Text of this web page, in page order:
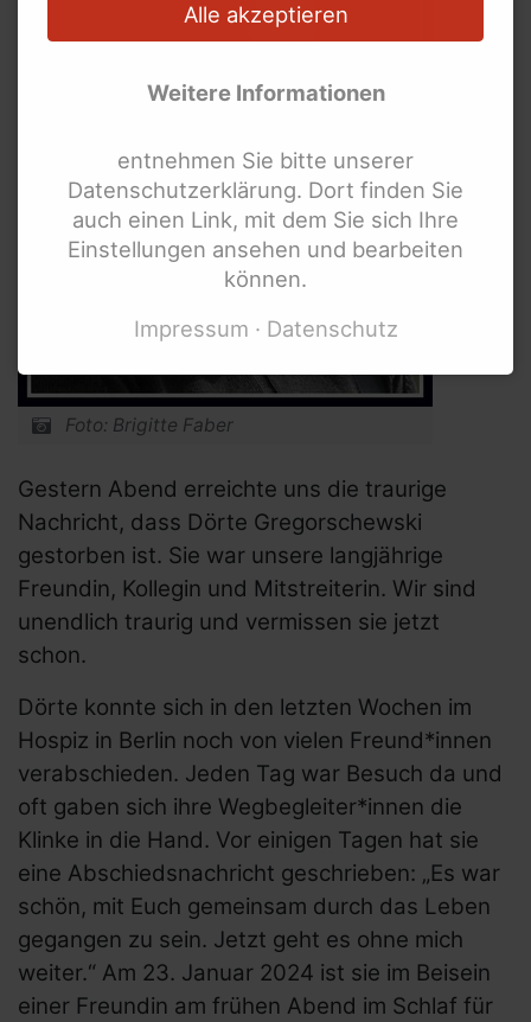
Foto: Brigitte Faber
Gestern Abend erreichte uns die traurige
Nachricht, dass Dörte Gregorschewski
gestorben ist. Sie war unsere langjährige
Freundin, Kollegin und Mitstreiterin. Wir sind
unendlich traurig und vermissen sie jetzt
schon.
Dörte konnte sich in den letzten Wochen im
Hospiz in Berlin noch von vielen Freund*innen
verabschieden. Jeden Tag war Besuch da und
oft gaben sich ihre Wegbegleiter*innen die
Klinke in die Hand. Vor einigen Tagen hat sie
eine Abschiedsnachricht geschrieben: „Es war
schön, mit Euch gemeinsam durch das Leben
gegangen zu sein. Jetzt geht es ohne mich
weiter.“ Am 23. Januar 2024 ist sie im Beisein
einer Freundin am frühen Abend im Schlaf für
Alle akzeptieren
Weitere Informationen
entnehmen Sie bitte unserer
Datenschutzerklärung. Dort finden Sie
auch einen Link, mit dem Sie sich Ihre
Einstellungen ansehen und bearbeiten
können.
Impressum
Datenschutz